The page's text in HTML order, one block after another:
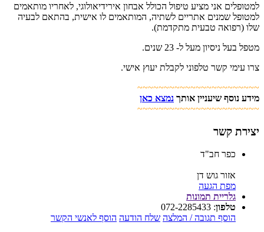
למטופלים אני מציע טיפול הכולל אבחון אירידיאולוגי, לאחריו מותאמים
למטופל שמנים אתריים לשתיה, המותאמים לו אישית, בהתאם לבעיה
שלו (רפואה טבעית מתקדמת).
מטפל בעל ניסיון מעל ל- 23 שנים.
צרו עימי קשר טלפוני לקבלת יעוץ אישי.
~~~~~~~~~~~~~~~~~~~~~~~
מידע נוסף שיעניין אותך נמצא כאן
~~~~~~~~~~~~~~~~~~~~~~~
יצירת קשר
כפר חב"ד
אזור גוש דן
מפת הגעה
גלריית תמונות
טלפון:
072-2285433
הוסף תגובה / המלצה שלח הודעה הוסף לאנשי הקשר